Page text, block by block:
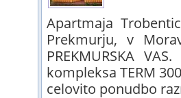
Apartmaja
Prekmurju, v
PREKMURSKA
kompleksa TERM
celovito ponudbo